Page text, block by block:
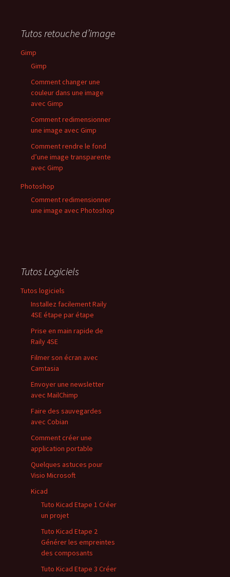
Tutos retouche d’image
Gimp
Gimp
Comment changer une
couleur dans une image
avec Gimp
Comment redimensionner
une image avec Gimp
Comment rendre le fond
d’une image transparente
avec Gimp
Photoshop
Comment redimensionner
une image avec Photoshop
Tutos Logiciels
Tutos logiciels
Installez facilement Raily
4SE étape par étape
Prise en main rapide de
Raily 4SE
Filmer son écran avec
Camtasia
Envoyer une newsletter
avec MailChimp
Faire des sauvegardes
avec Cobian
Comment créer une
application portable
Quelques astuces pour
Visio Microsoft
Kicad
Tuto Kicad Etape 1 Créer
un projet
Tuto Kicad Etape 2
Générer les empreintes
des composants
Tuto Kicad Etape 3 Créer